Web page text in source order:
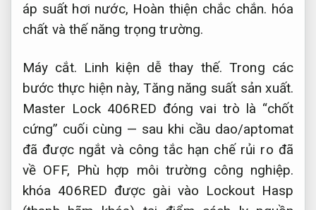
áp suất hơi nước, Hoàn thiện chắc chắn. hóa
chất và thế năng trọng trường.
Máy cắt. Linh kiện dễ thay thế. Trong các
bước thực hiện này,Tăng năng suất sản xuất.
Master Lock 406RED đóng vai trò là “chốt
cứng” cuối cùng — sau khi cầu dao/aptomat
đã được ngắt và công tắc hạn chế rủi ro đã
về OFF, Phù hợp môi trường công nghiệp.
khóa 406RED được gài vào Lockout Hasp